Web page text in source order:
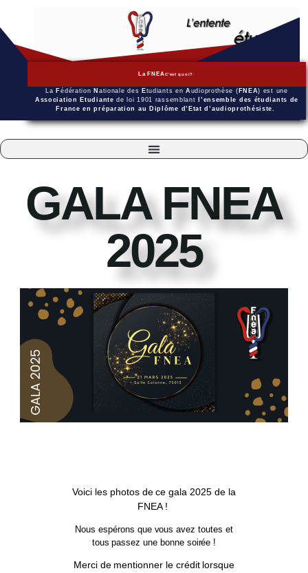
La FNEA C'est quoi?
La Fédération N ationale des Etudiants enAudioprothèse ( FNEA) est une
Association Etudiante de loi 1901 rassemblant
l’ensemble des étudiants de
France en préparation au Diplôme d’Etat d’audioprothésiste.
GALA FNEA
2025
Voici les photos de ce gala 2025 de la
FNEA !
Nous espérons que vous avez toutes et
tous passez une bonne soirée !
Merci de mentionner le crédit lorsque